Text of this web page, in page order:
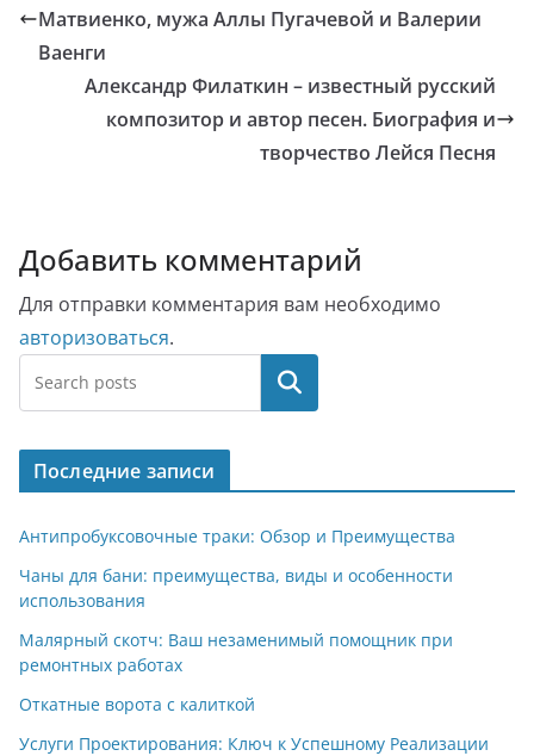
Матвиенко, мужа Аллы Пугачевой и Валерии
Ваенги
Александр Филаткин – известный русский
композитор и автор песен. Биография и
творчество Лейся Песня
Добавить комментарий
Для отправки комментария вам необходимо
авторизоваться.
Поиск
Последние записи
Антипробуксовочные траки: Обзор и Преимущества
Чаны для бани: преимущества, виды и особенности
использования
Малярный скотч: Ваш незаменимый помощник при
ремонтных работах
Откатные ворота с калиткой
Услуги Проектирования: Ключ к Успешному Реализации